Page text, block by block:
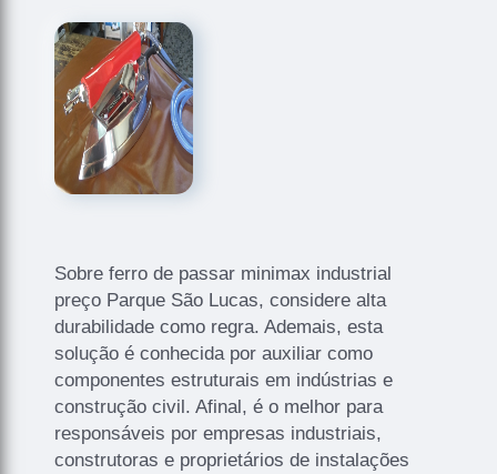
Sobre ferro de passar minimax industrial
preço Parque São Lucas, considere alta
durabilidade como regra. Ademais, esta
solução é conhecida por auxiliar como
componentes estruturais em indústrias e
construção civil. Afinal, é o melhor para
responsáveis por empresas industriais,
construtoras e proprietários de instalações